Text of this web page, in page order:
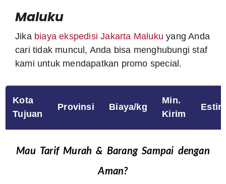
Maluku
Jika biaya ekspedisi Jakarta Maluku yang Anda
cari tidak muncul, Anda bisa menghubungi staf
kami untuk mendapatkan promo special.
Kota
Tujuan
Provinsi Biaya/kg
Min.
Kirim
Mau Tarif Murah & Barang Sampai dengan
Aman?